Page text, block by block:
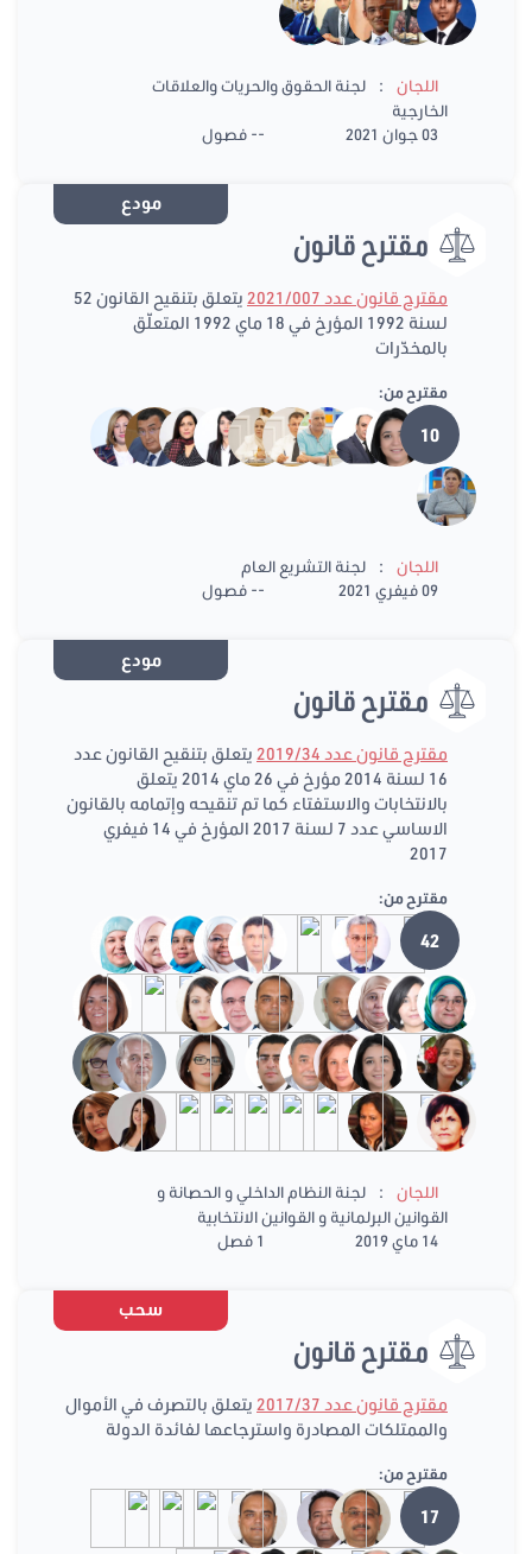
اللجان :
لجنة الحقوق والحريات والعلاقات
الخارجية
03 جوان 2021
-- فصول
مودع
مقترح قانون
مقترح قانون عدد 2021/007
يتعلق بتنقيح القانون 52
لسنة 1992 المؤرخ في 18 ماي 1992 المتعلّق
بالمخدّرات
مقترح من:
10
اللجان :
لجنة التشريع العام
09 فيفري 2021
-- فصول
مودع
مقترح قانون
مقترح قانون عدد 2019/34
يتعلق بتنقيح القانون عدد
16 لسنة 2014 مؤرخ في 26 ماي 2014 يتعلق
بالانتخابات والاستفتاء كما تم تنقيحه وإتمامه بالقانون
الاساسي عدد 7 لسنة 2017 المؤرخ في 14 فيفري
2017
مقترح من:
42
اللجان :
لجنة النظام الداخلي و الحصانة و
القوانين البرلمانية و القوانين الانتخابية
14 ماي 2019
1 فصل
سحب
مقترح قانون
مقترح قانون عدد 2017/37
يتعلق بالتصرف في الأموال
والممتلكات المصادرة واسترجاعها لفائدة الدولة
مقترح من:
17